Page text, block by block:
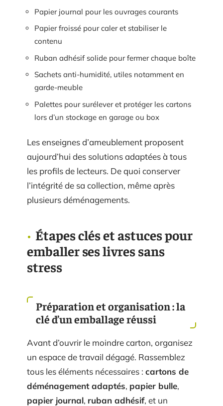
Papier journal pour les ouvrages courants
Papier froissé pour caler et stabiliser le
contenu
Ruban adhésif solide pour fermer chaque boîte
Sachets anti-humidité, utiles notamment en
garde-meuble
Palettes pour surélever et protéger les cartons
lors d’un stockage en garage ou box
Les enseignes d’ameublement proposent
aujourd’hui des solutions adaptées à tous
les profils de lecteurs. De quoi conserver
l’intégrité de sa collection, même après
plusieurs déménagements.
Étapes clés et astuces pour
emballer ses livres sans
stress
Préparation et organisation : la
clé d’un emballage réussi
Avant d’ouvrir le moindre carton, organisez
un espace de travail dégagé. Rassemblez
tous les éléments nécessaires : cartons de
déménagement adaptés, papier bulle,
papier journal, ruban adhésif, et un